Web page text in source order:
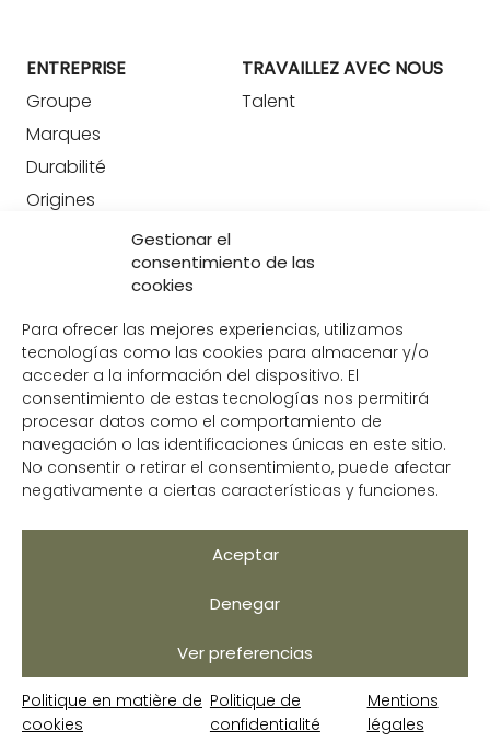
Gestionar el
consentimiento de las
cookies
Para ofrecer las mejores experiencias, utilizamos
tecnologías como las cookies para almacenar y/o
acceder a la información del dispositivo. El
consentimiento de estas tecnologías nos permitirá
procesar datos como el comportamiento de
navegación o las identificaciones únicas en este sitio.
No consentir o retirar el consentimiento, puede afectar
negativamente a ciertas características y funciones.
Aceptar
Denegar
Ver preferencias
Politique en matière de
cookies
Politique de
confidentialité
Mentions
légales
ENTREPRISE
Groupe
Marques
Durabilité
Origines
TRAVAILLEZ AVEC NOUS
Talent
+34 951 204 049
info@avocoop.com
C/Juan Cabanilles, 11 309,
29018, Málaga
Avocoop © 2026 – Tous droits réservés –
Développé parSolbyte
Politique de confidentialité
Politique en matière de cookies
Aidez-nous à nous améliorer